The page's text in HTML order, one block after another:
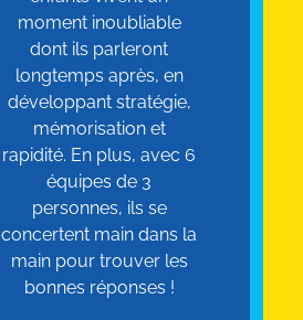
moment inoubliable
dont ils parleront
longtemps après, en
développant stratégie,
mémorisation et
rapidité. En plus, avec 6
équipes de 3
personnes, ils se
concertent main dans la
main pour trouver les
bonnes réponses !